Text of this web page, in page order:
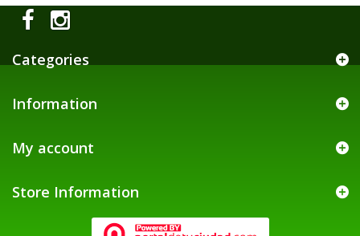
Categories
Information
My account
Store Information